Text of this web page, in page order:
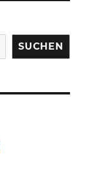
SUCHEN